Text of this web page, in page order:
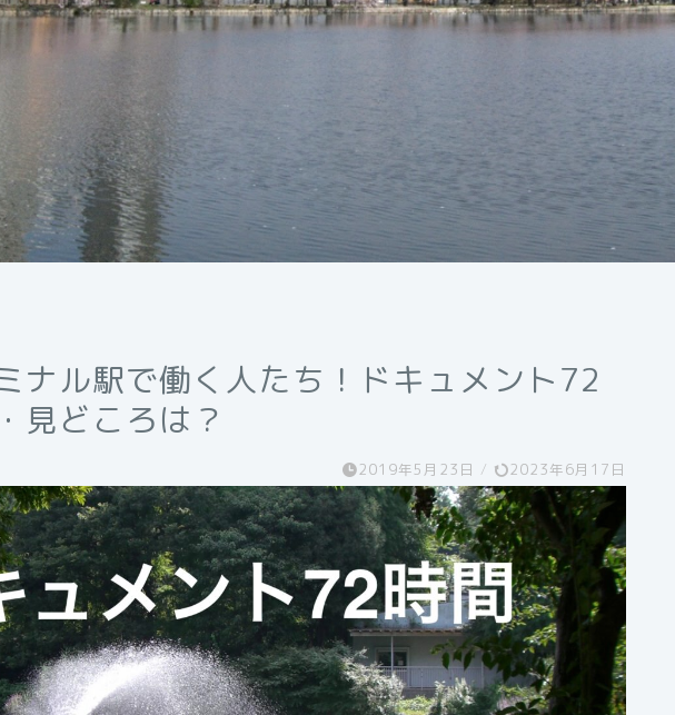
ナル駅で働く人たち！ドキュメント72
見どころは？
2019年5月23日 / 2023年6月17日